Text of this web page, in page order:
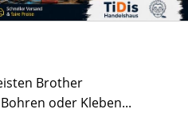
Brother
oder Kleben...